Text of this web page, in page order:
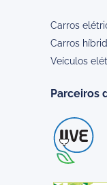
Carros
Carros
Veículos
Parceiros